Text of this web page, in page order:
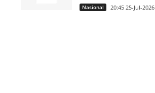
Nasional 20:45 25-Jul-2026